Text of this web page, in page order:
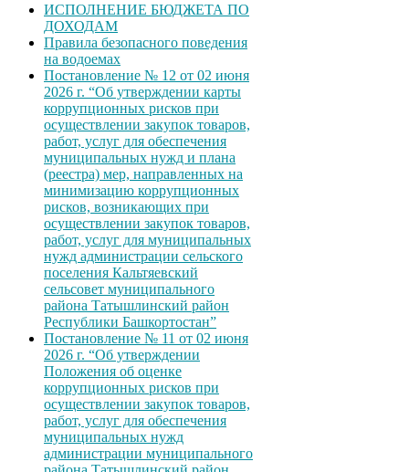
ИСПОЛНЕНИЕ БЮДЖЕТА ПО
ДОХОДАМ
Правила безопасного поведения
на водоемах
Постановление № 12 от 02 июня
2026 г. “Об утверждении карты
коррупционных рисков при
осуществлении закупок товаров,
работ, услуг для обеспечения
муниципальных нужд и плана
(реестра) мер, направленных на
минимизацию коррупционных
рисков, возникающих при
осуществлении закупок товаров,
работ, услуг для муниципальных
нужд администрации сельского
поселения Кальтяевский
сельсовет муниципального
района Татышлинский район
Республики Башкортостан”
Постановление № 11 от 02 июня
2026 г. “Об утверждении
Положения об оценке
коррупционных рисков при
осуществлении закупок товаров,
работ, услуг для обеспечения
муниципальных нужд
администрации муниципального